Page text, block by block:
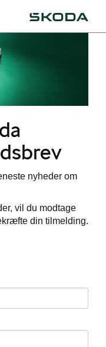
nyheder om
vil du modtage
din tilmelding.